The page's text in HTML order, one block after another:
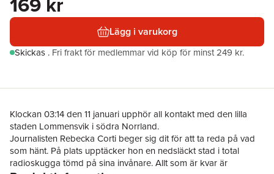
Lägg i varukorg
Skickas . Fri frakt för medlemmar vid köp för minst 249 kr.
Klockan 03:14 den 11 januari upphör all kontakt med den lilla
staden Lommensvik i södra Norrland.
Journalisten Rebecka Corti beger sig dit för att ta reda på vad
som hänt. På plats upptäcker hon en nedsläckt stad i total
radioskugga tömd på sina invånare. Allt som är kvar är